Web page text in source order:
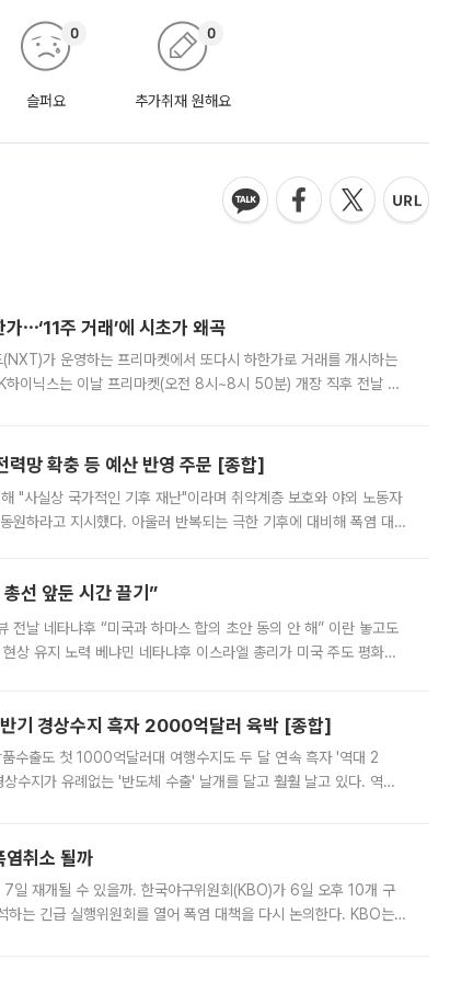
슬퍼요
0
추가취재 원해요
0
⋯‘11주 거래’에 시초가 왜곡
가 운영하는 프리마켓에서 또다시 하한가로 거래를 개시하는
이닉스는 이날 프리마켓(오전 8시~8시 50분) 개장 직후 전날 정
망 확충 등 예산 반영 주문 [종합]
"사실상 국가적인 기후 재난"이라며 취약계층 보호와 야외 노동자
원하라고 지시했다. 아울러 반복되는 극한 기후에 대비해 폭염 대응
선 앞둔 시간 끌기”
전날 네타냐후 “미국과 하마스 합의 초안 동의 안 해” 이란 놓고도
상 유지 노력 베냐민 네타냐후 이스라엘 총리가 미국 주도 평화위
기 경상수지 흑자 2000억달러 육박 [종합]
출도 첫 1000억달러대 여행수지도 두 달 연속 흑자 '역대 2
수지가 유례없는 '반도체 수출' 날개를 달고 훨훨 날고 있다. 역대
염취소 될까
일 재개될 수 있을까. 한국야구위원회(KBO)가 6일 오후 10개 구
하는 긴급 실행위원회를 열어 폭염 대책을 다시 논의한다. KBO는